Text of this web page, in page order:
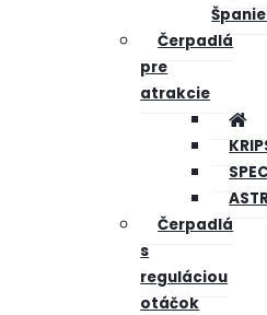
Čerpadlá
pre
atrakcie
Čerpadlá
s
reguláciou
otáčok